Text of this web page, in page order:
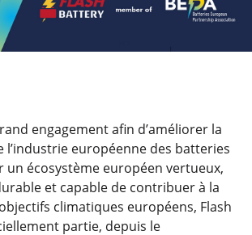
engagement afin d’améliorer la
l’industrie européenne des batteries
un écosystème européen vertueux,
et capable de contribuer à la
climatiques européens, Flash
partie, depuis le